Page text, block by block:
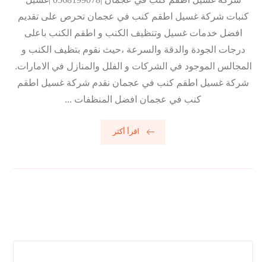
كنبات شركة غسيل اطقم كنب في عجمان تحرص على تقديم
افضل خدمات غسيل وتنظيف الكنب و اطقم الكنب باعلى
درجات الجودة والدقة والسرعة ،حيث نقوم بتظيف الكنب و
المجالس الموجود في الشركات و الفلل والمنازل في الامارات.
شركة غسيل اطقم كنب في عجمان نقدم شركة غسيل اطقم
كنب في عجمان افضل المنظفات ...
اقرأ أكثر